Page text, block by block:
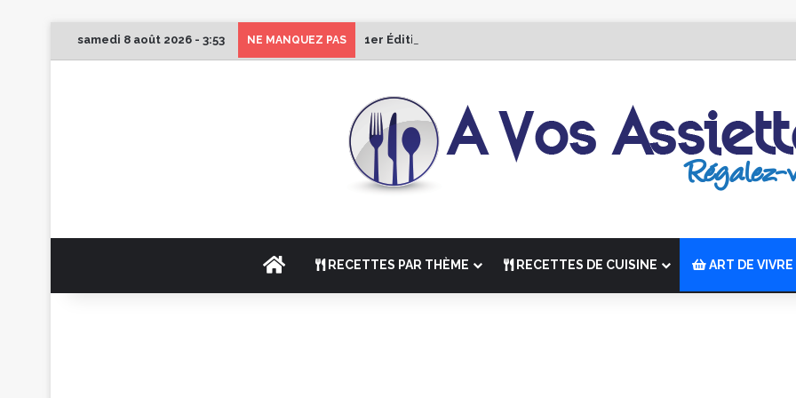
samedi 8 août 2026 - 3:53 NE MANQUEZ PAS 1er Édition de “La Semaine des Chefs” du 19 au 24 octobre 2026
ACCUEILRECETTES PAR THÈME RECETTES DE CUISINE ART DE VIVRE